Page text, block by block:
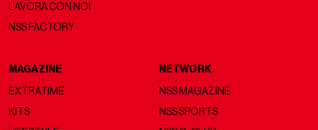
LAVORA CON NOI
NSS FACTORY
MAGAZINE
EXTRATIME
KITS
NETWORK
NSS MAGAZINE
NSS SPORTS